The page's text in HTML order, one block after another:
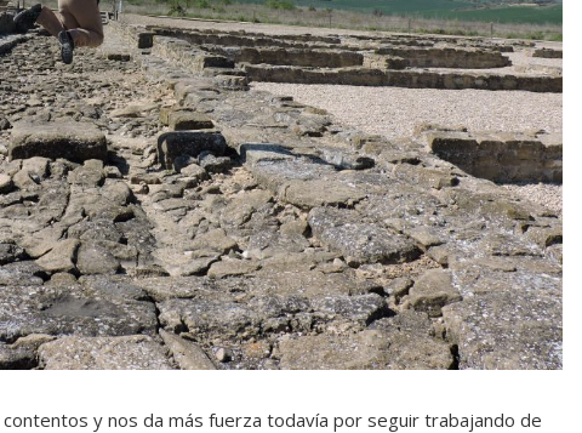
y nos da más fuerza todavía por seguir trabajando de